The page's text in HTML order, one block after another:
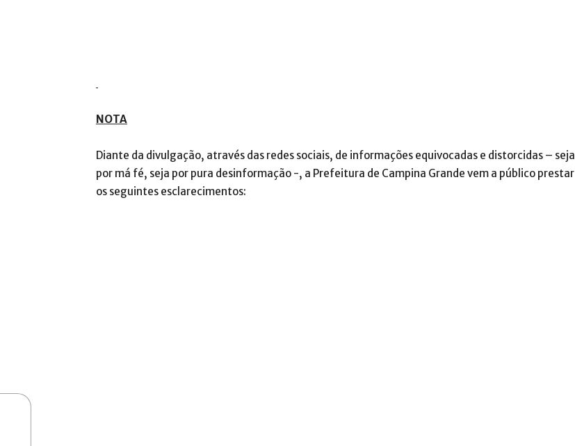
NOTA
Diante da divulgação, através das redes sociais, de informações equivocadas e distorcidas – seja
por má fé, seja por pura desinformação -, a Prefeitura de Campina Grande vem a público prestar
os seguintes esclarecimentos: